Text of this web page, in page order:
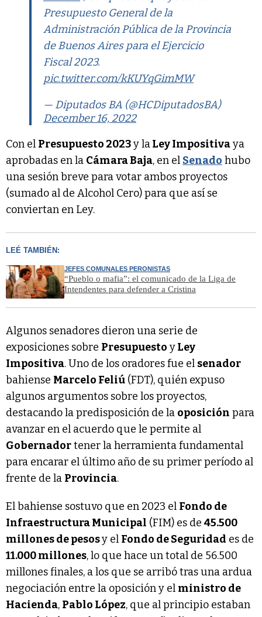
Presupuesto General de la
Administración Pública de la Provincia
de Buenos Aires para el Ejercicio
Fiscal 2023.
pic.twitter.com/kKUYqGimMW
— Diputados BA (@HCDiputadosBA)
December 16, 2022
Con el Presupuesto 2023y laLey Impositivaya
aprobadas en la Cámara Baja, en el Senado hubo
una sesión breve para votar ambos proyectos
(sumado al de Alcohol Cero) para que así se
conviertan en Ley.
LEÉ TAMBIÉN:
JEFES COMUNALES PERONISTAS
“Pueblo o mafia”: el comunicado de la Liga de
Intendentes para defender a Cristina
Algunos senadores dieron una serie de
exposiciones sobre Presupuesto yLey
Impositiva. Uno de los oradores fue el senador
bahiense Marcelo Feliú (FDT), quién expuso
algunos argumentos sobre los proyectos,
destacando la predisposición de la oposición para
avanzar en el acuerdo que le permite al
Gobernadortener la herramienta fundamental
para encarar el último año de su primer período al
frente de la Provincia.
El bahiense sostuvo que en 2023 el Fondo de
Infraestructura Municipal (FIM) es de45.500
millones de pesosy el Fondo de Seguridad es de
11.000 millones, lo que hace un total de 56.500
millones finales, a los que se arribó tras una ardua
negociación entre la oposición y el ministro de
Hacienda, Pablo López, que al principio estaban